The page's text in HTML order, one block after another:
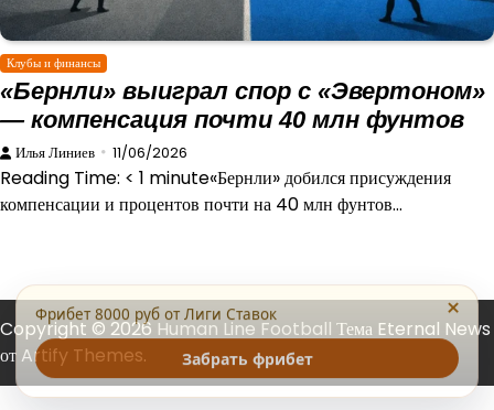
Клубы и финансы
«Бернли» выиграл спор с «Эвертоном»
— компенсация почти 40 млн фунтов
Илья Линиев 11/06/2026
Reading Time: < 1 minute«Бернли» добился присуждения
компенсации и процентов почти на 40 млн фунтов…
Copyright © 2026 Human Line Football Тема Eternal News
от Artify Themes.
×
Фрибет 8000 руб от Лиги Ставок
Забрать фрибет